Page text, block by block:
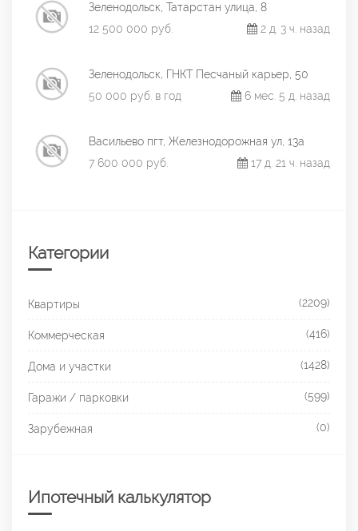
Зеленодольск, Татарстан улица, 8
12 500 000 руб.
2 д. 3 ч. назад
Зеленодольск, ГНКТ Песчаный карьер, 50
50 000 руб. в год
6 мес. 5 д. назад
Васильево пгт, Железнодорожная ул, 13а
7 600 000 руб.
17 д. 21 ч. назад
Категории
Квартиры (2209)
Коммерческая (416)
Дома и участки (1428)
Гаражи / парковки (599)
Зарубежная (0)
Ипотечный калькулятор